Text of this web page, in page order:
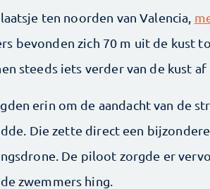
ten noorden van Valencia,
bevonden zich 70 m uit de kust
steeds iets verder van de kust af
erin om de aandacht van de
Die zette direct een
De piloot zorgde er
zwemmers hing.